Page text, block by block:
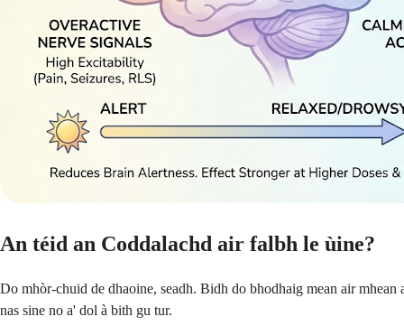
An téid an Coddalachd air falbh le ùine?
Do mhòr-chuid de dhaoine, seadh. Bidh do bhodhaig mean air
nas sine no a' dol à bith gu tur.